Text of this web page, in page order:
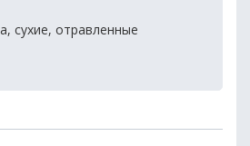
сухие, отравленные